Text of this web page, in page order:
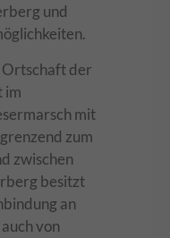
und
der
im
mit
zum
zwischen
besitzt
an
von